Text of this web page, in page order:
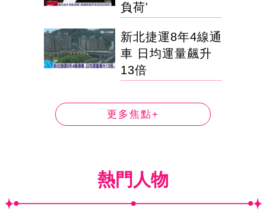
負荷'
新北捷運8年4線通
車 日均運量飆升
13倍
更多焦點+
熱門人物